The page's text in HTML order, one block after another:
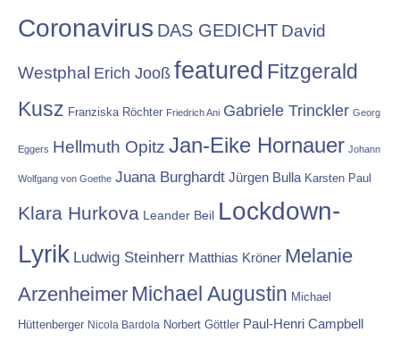
Coronavirus DAS GEDICHT David
Westphal Erich Jooß featured Fitzgerald
Kusz Franziska Röchter Friedrich Ani Gabriele Trinckler Georg
Eggers Hellmuth Opitz Jan-Eike Hornauer Johann
Wolfgang von Goethe Juana Burghardt Jürgen Bulla Karsten Paul
Klara Hurkova Leander Beil Lockdown-
Lyrik Ludwig Steinherr Matthias Kröner Melanie
Arzenheimer Michael Augustin Michael
Hüttenberger Nicola Bardola Norbert Göttler Paul-Henri Campbell